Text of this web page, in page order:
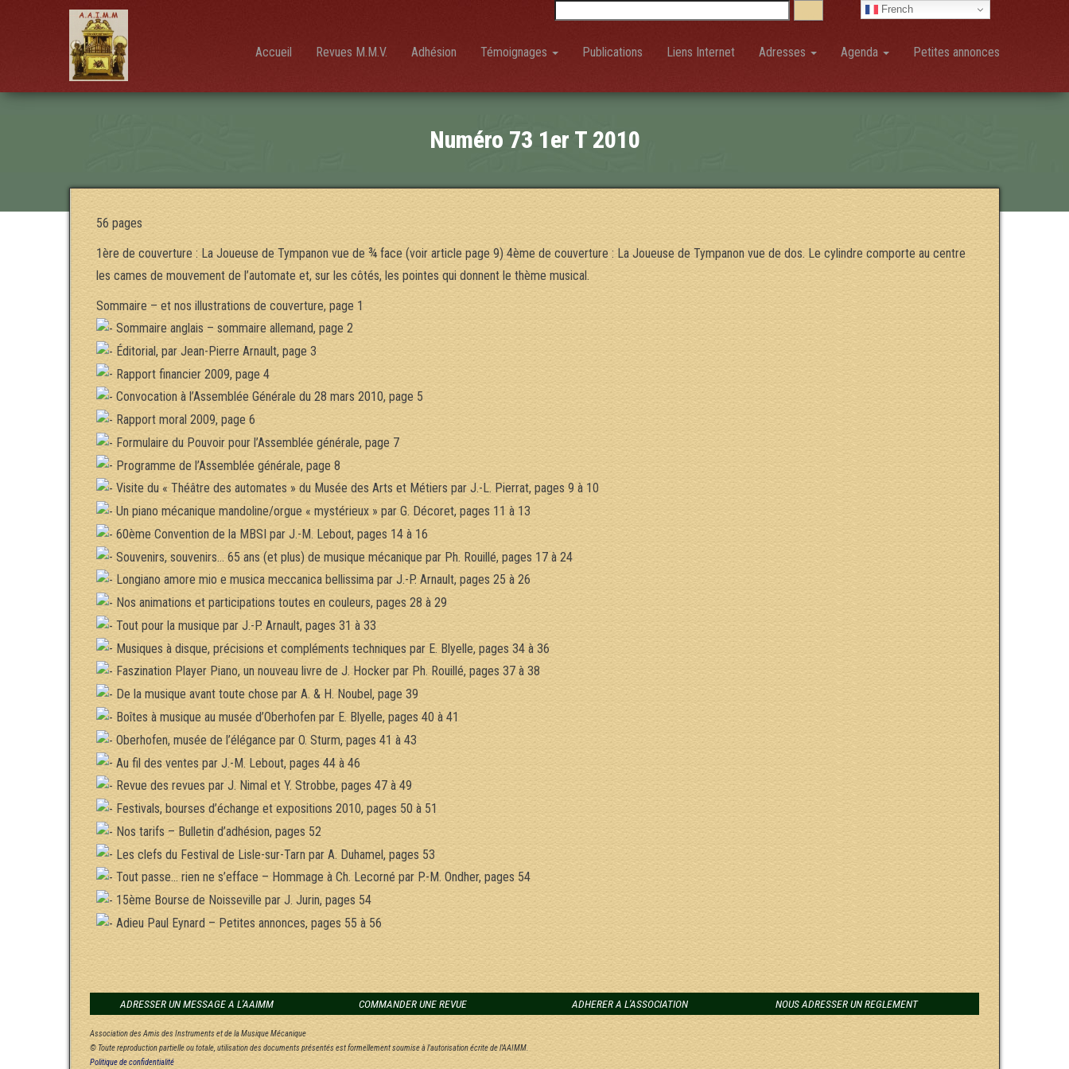
AAIMM
Association
des
Instruments
et de la
Musique
Mécanique
French
Accueil Revues M.M.V. Adhésion Témoignages Publications Liens Internet Adresses Agenda Petites annonces
Numéro 73 1er T 2010
56 pages
1ère de couverture : La Joueuse de Tympanon vue de ¾ face (voir article page 9) 4ème de couverture : La Joueuse de Tympanon vue de dos. Le cylindre comporte au centre
les cames de mouvement de l’automate et, sur les côtés, les pointes qui donnent le thème musical.
Sommaire – et nos illustrations de couverture, page 1
Sommaire anglais – sommaire allemand, page 2
Éditorial, par Jean-Pierre Arnault, page 3
Rapport financier 2009, page 4
Convocation à l’Assemblée Générale du 28 mars 2010, page 5
Rapport moral 2009, page 6
Formulaire du Pouvoir pour l’Assemblée générale, page 7
Programme de l’Assemblée générale, page 8
Visite du « Théâtre des automates » du Musée des Arts et Métiers par J.-L. Pierrat, pages 9 à 10
Un piano mécanique mandoline/orgue « mystérieux » par G. Décoret, pages 11 à 13
60ème Convention de la MBSI par J.-M. Lebout, pages 14 à 16
Souvenirs, souvenirs… 65 ans (et plus) de musique mécanique par Ph. Rouillé, pages 17 à 24
Longiano amore mio e musica meccanica bellissima par J.-P. Arnault, pages 25 à 26
Nos animations et participations toutes en couleurs, pages 28 à 29
Tout pour la musique par J.-P. Arnault, pages 31 à 33
Musiques à disque, précisions et compléments techniques par E. Blyelle, pages 34 à 36
Faszination Player Piano, un nouveau livre de J. Hocker par Ph. Rouillé, pages 37 à 38
De la musique avant toute chose par A. & H. Noubel, page 39
Boîtes à musique au musée d’Oberhofen par E. Blyelle, pages 40 à 41
Oberhofen, musée de l’élégance par O. Sturm, pages 41 à 43
Au fil des ventes par J.-M. Lebout, pages 44 à 46
Revue des revues par J. Nimal et Y. Strobbe, pages 47 à 49
Festivals, bourses d’échange et expositions 2010, pages 50 à 51
Nos tarifs – Bulletin d’adhésion, pages 52
Les clefs du Festival de Lisle-sur-Tarn par A. Duhamel, pages 53
Tout passe… rien ne s’efface – Hommage à Ch. Lecorné par P.-M. Ondher, pages 54
15ème Bourse de Noisseville par J. Jurin, pages 54
Adieu Paul Eynard – Petites annonces, pages 55 à 56
ADRESSER UN MESSAGE A L'AAIMM COMMANDER UNE REVUE ADHERER A L'ASSOCIATION NOUS ADRESSER UN REGLEMENT
Association des Amis des Instruments et de la Musique Mécanique
© Toute reproduction partielle ou totale, utilisation des documents présentés est formellement soumise à l'autorisation écrite de l'AAIMM.
Politique de confidentialité